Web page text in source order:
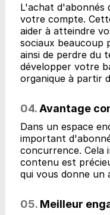
L'achat d'abonnés
votre compte.
aider à atteindre
sociaux beaucoup
ainsi de perdre du
développer votre
organique à partir
04. Avantage
Dans un espace
important
concurrence. Cela
contenu est
qui vous donne un
05. Meilleur